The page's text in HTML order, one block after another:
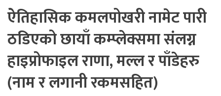
ऐतिहासिक कमलपोखरी नामेट पारी
ठडिएको छायाँ कम्प्लेक्समा संलग्न
हाइप्रोफाइल राणा, मल्ल र पाँडेहरु
(नाम र लगानी रकमसहित)